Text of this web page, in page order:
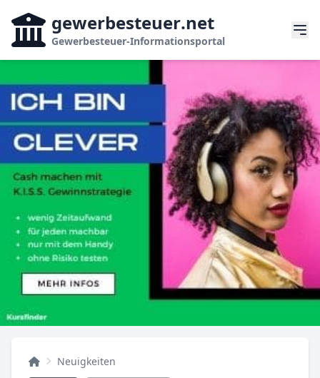
gewerbesteuer.net
Gewerbesteuer-Informationsportal
Neuigkeiten